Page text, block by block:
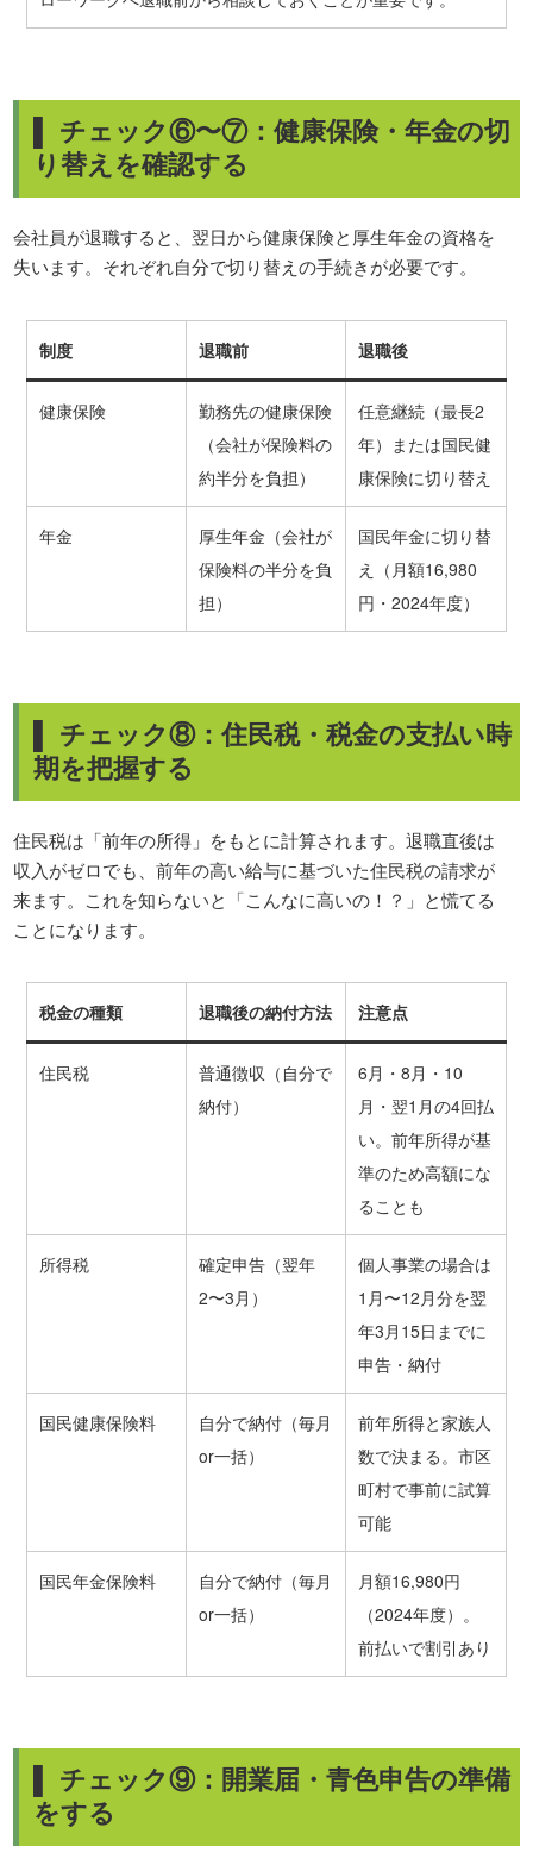
▌ チェック⑥〜⑦：健康保険・年金の切
り替えを確認する
会社員が退職すると、翌日から健康保険と厚生年金の資格を
失います。それぞれ自分で切り替えの手続きが必要です。
制度 退職前 退職後
健康保険
勤務先の健康保険
（会社が保険料の
約半分を負担）
任意継続（最長2
年）または国民健
康保険に切り替え
年金
厚生年金（会社が
保険料の半分を負
担）
国民年金に切り替
え（月額16,980
円・2024年度）
▌ チェック⑧：住民税・税金の支払い時
期を把握する
住民税は「前年の所得」をもとに計算されます。退職直後は
収入がゼロでも、前年の高い給与に基づいた住民税の請求が
来ます。これを知らないと「こんなに高いの！？」と慌てる
ことになります。
税金の種類 退職後の納付方法 注意点
住民税
普通徴収（自分で
納付）
6月・8月・10
月・翌1月の4回払
い。前年所得が基
準のため高額にな
ることも
所得税
確定申告（翌年
2〜3月）
個人事業の場合は
1月〜12月分を翌
年3月15日までに
申告・納付
国民健康保険料
自分で納付（毎月
or一括）
前年所得と家族人
数で決まる。市区
町村で事前に試算
可能
国民年金保険料
自分で納付（毎月
or一括）
月額16,980円
（2024年度）。
前払いで割引あり
▌ チェック⑨：開業届・青色申告の準備
をする